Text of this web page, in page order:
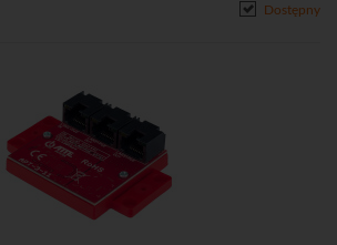
zapasu kabli wewnątrz obudowy
przewodów z zarobionymi wtykami (po
zasilający oraz 2 uchwyty umożliwiające
naruszania stopnia ochrony IP55
Dostępny